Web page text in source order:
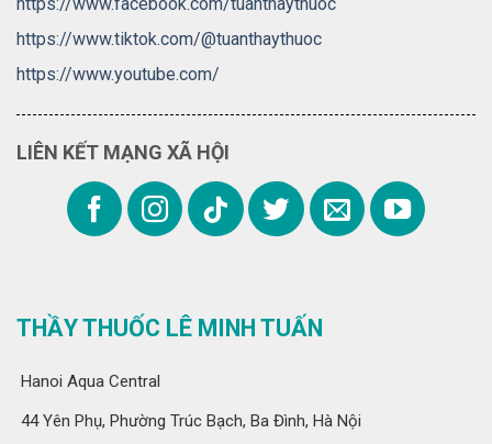
https://www.tiktok.com/@tuanthaythuoc
https://www.youtube.com/
LIÊN KẾT MẠNG XÃ HỘI
THẦY THUỐC LÊ MINH TUẤN
Hanoi Aqua Central
44 Yên Phụ, Phường Trúc Bạch, Ba Đình, Hà Nội